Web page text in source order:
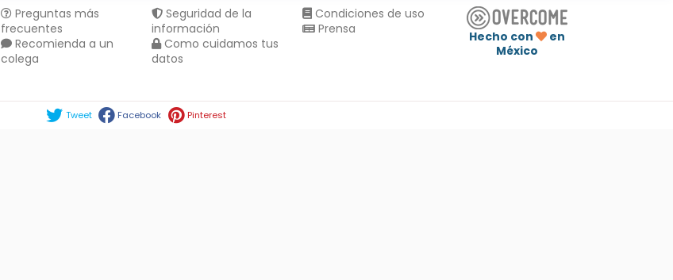
Preguntas más
frecuentes
Recomienda a un
colega
Seguridad de la
información
Como cuidamos tus
datos
Condiciones de uso
Prensa
Hecho con
en
México
Tweet Facebook Pinterest